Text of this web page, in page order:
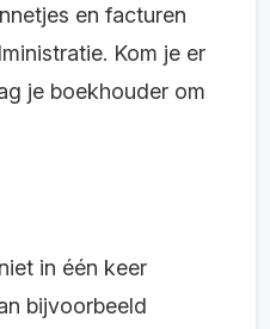
en facturen
Kom je er
je boekhouder om
in één keer
bijvoorbeeld